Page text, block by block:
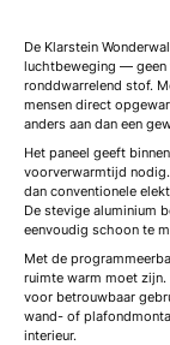
De Klarstein
luchtbeweging — geen
ronddwarrelend stof.
mensen direct
anders aan dan een
Het paneel geeft
voorverwarmtijd
dan conventionele
De stevige aluminium
eenvoudig schoon te
Met de
ruimte warm moet
voor betrouwbaar
wand- of
interieur.